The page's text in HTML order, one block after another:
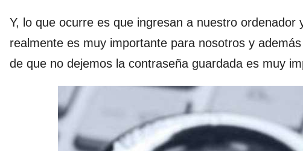
Y, lo que ocurre es que ingresan a nuestro
realmente es muy importante para nosotros y
de que no dejemos la contraseña guardada es muy